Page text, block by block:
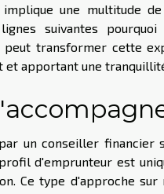
implique une multitude
suivantes
transformer cette
et apportant une
un conseiller
d'emprunteur est
Ce type d'approche